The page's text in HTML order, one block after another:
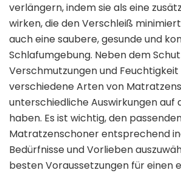
verlängern, indem sie als eine
wirken, die den Verschleiß
auch eine saubere, gesunde und
Schlafumgebung. Neben dem
Verschmutzungen und Feuchtigkeit
verschiedene Arten von
unterschiedliche Auswirkungen auf
haben. Es ist wichtig, den
Matratzenschoner entsprechend
Bedürfnisse und Vorlieben
besten Voraussetzungen für einen